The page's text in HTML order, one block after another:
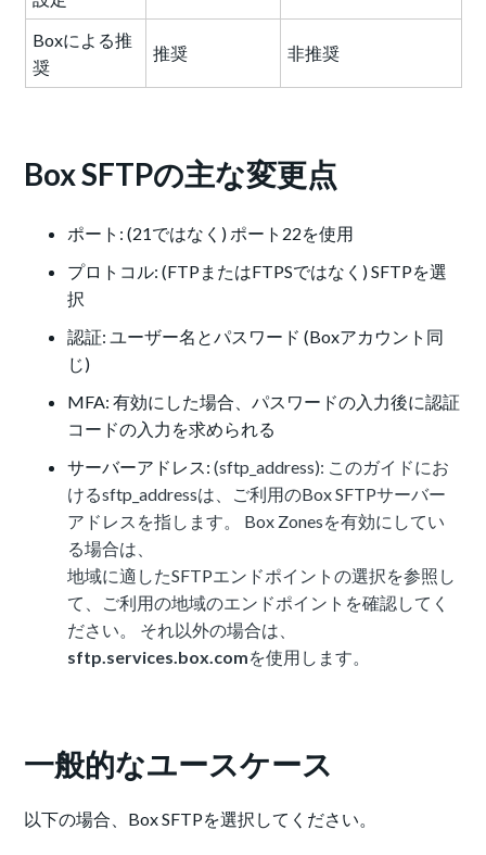
Boxによる推
奨
推奨 非推奨
Box SFTPの主な変更点
ポート: (21ではなく) ポート22を使用
プロトコル: (FTPまたはFTPSではなく) SFTPを選
択
認証: ユーザー名とパスワード (Boxアカウント同
じ)
MFA: 有効にした場合、パスワードの入力後に認証
コードの入力を求められる
サーバーアドレス:(sftp_address): このガイドにお
けるsftp_addressは、ご利用のBox SFTPサーバー
アドレスを指します。 Box Zonesを有効にしてい
る場合は、
地域に適したSFTPエンドポイントの選択を参照し
て、ご利用の地域のエンドポイントを確認してく
ださい。 それ以外の場合は、
sftp.services.box.comを使用します。
一般的なユースケース
以下の場合、Box SFTPを選択してください。